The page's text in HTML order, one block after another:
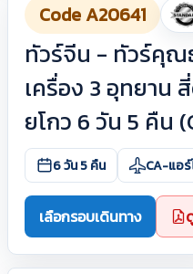
Code A20641
ทัวร์จีน - ทัวร์คุณ
เครื่อง 3 อุทยาน
ยโกว 6 วัน 5 คืน
6 วัน 5 คืน CA-แอร์
เลือกรอบเดินทาง